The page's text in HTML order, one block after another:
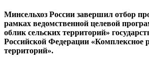
Минсельхоз России завершил отбор
рамках ведомственной целевой
облик сельских территорий»
Российской Федерации «Комплексное
территорий».